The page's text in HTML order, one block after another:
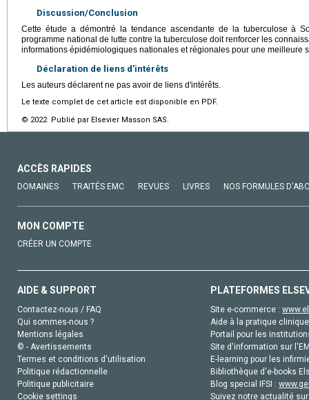
Discussion/Conclusion
Cette étude a démontré la tendance ascendante de la tuberculose à
programme national de lutte contre la tuberculose doit renforcer les
informations épidémiologiques nationales et régionales pour une meilleure
Déclaration de liens d'intérêts
Les auteurs déclarent ne pas avoir de liens d'intérêts.
Le texte complet de cet article est disponible en PDF.
© 2022 Publié par Elsevier Masson SAS.
ACCÈS RAPIDES
DOMAINES TRAITÉS EMC REVUES LIVRES NOS FORMULES
MON COMPTE
CRÉER UN COMPTE
AIDE & SUPPORT
Contactez-nous / FAQ
Qui sommes-nous ?
Mentions légales
© - Avertissements
Termes et conditions d'utilisation
Politique rédactionnelle
Politique publicitaire
Cookie settings
PLATEFORMES
Site e-commerce :
Aide à la pratique
Portail pour les
Site d'information sur
E-learning pour les
Bibliothèque d'e-books
Blog special IFSI :
Suivez notre actualité